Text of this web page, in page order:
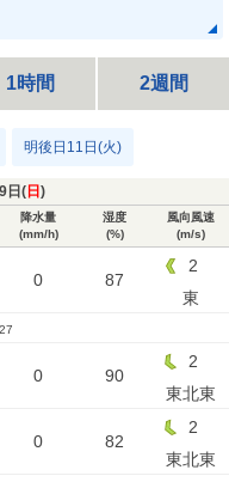
1時間 2週間
明後日11日(火)
日(日 )
降水量
(mm/h)
湿度
(%)
風向風速
(m/s)
0 87
2
東
0 90
2
東北東
0 82
2
東北東